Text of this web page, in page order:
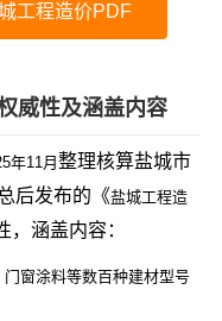
工程造价PDF
威性及涵盖内容
年11月整理核算盐城市
后发布的《盐城工程造
涵盖内容：
窗涂料等数百种建材型号